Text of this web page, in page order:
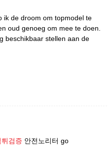
ik de droom om topmodel te
oud genoeg om mee te doen.
beschikbaar stellen aan de
튀검증 안전노리터 go